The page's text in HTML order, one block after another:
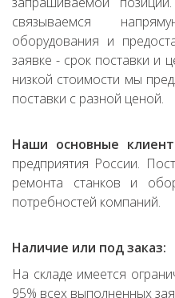
связываемся
оборудования и
заявке - срок поставки и
низкой стоимости мы
поставки с разной ценой.
Наши основные
предприятия России.
ремонта станков и
потребностей компаний.
Наличие или под заказ:
На складе имеется
95% всех выполненных